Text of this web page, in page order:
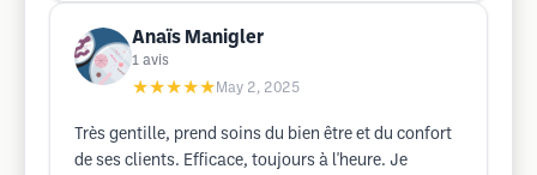
Anaïs Manigler
1 avis
★★★★★ May 2, 2025
Très gentille, prend soins du bien être et du confort
de ses clients. Efficace, toujours à l'heure. Je